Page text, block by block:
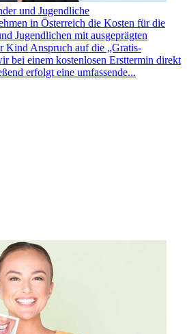
und Jugendliche
in Österreich die Kosten für die
Jugendlichen mit ausgeprägten
Kind Anspruch auf die „Gratis-
bei einem kostenlosen Ersttermin direkt
erfolgt eine umfassende...